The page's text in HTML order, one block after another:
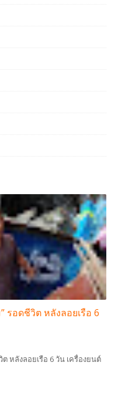
รอดชีวิต หลังลอยเรือ 6
หลังลอยเรือ 6 วัน เครื่องยนต์